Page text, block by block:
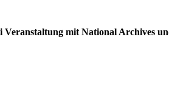
mit National Archives